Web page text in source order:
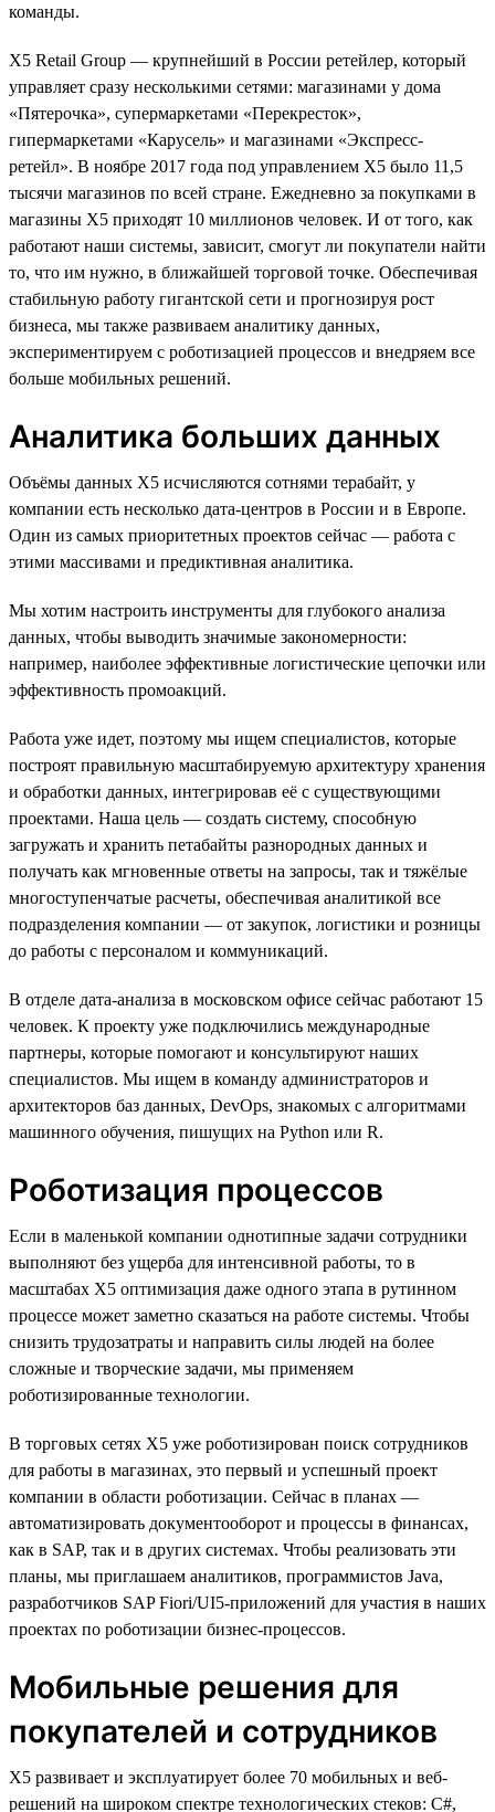
команды.
X5 Retail Group — крупнейший в России ретейлер, который
управляет сразу несколькими сетями: магазинами у дома
«Пятерочка», супермаркетами «Перекресток»,
гипермаркетами «Карусель» и магазинами «Экспресс-
ретейл». В ноябре 2017 года под управлением X5 было 11,5
тысячи магазинов по всей стране. Ежедневно за покупками в
магазины X5 приходят 10 миллионов человек. И от того, как
работают наши системы, зависит, смогут ли покупатели найти
то, что им нужно, в ближайшей торговой точке. Обеспечивая
стабильную работу гигантской сети и прогнозируя рост
бизнеса, мы также развиваем аналитику данных,
экспериментируем с роботизацией процессов и внедряем все
больше мобильных решений.
Аналитика больших данных
Объёмы данных X5 исчисляются сотнями терабайт, у
компании есть несколько дата-центров в России и в Европе.
Один из самых приоритетных проектов сейчас — работа с
этими массивами и предиктивная аналитика.
Мы хотим настроить инструменты для глубокого анализа
данных, чтобы выводить значимые закономерности:
например, наиболее эффективные логистические цепочки или
эффективность промоакций.
Работа уже идет, поэтому мы ищем специалистов, которые
построят правильную масштабируемую архитектуру хранения
и обработки данных, интегрировав её с существующими
проектами. Наша цель — создать систему, способную
загружать и хранить петабайты разнородных данных и
получать как мгновенные ответы на запросы, так и тяжёлые
многоступенчатые расчеты, обеспечивая аналитикой все
подразделения компании — от закупок, логистики и розницы
до работы с персоналом и коммуникаций.
В отделе дата-анализа в московском офисе сейчас работают 15
человек. К проекту уже подключились международные
партнеры, которые помогают и консультируют наших
специалистов. Мы ищем в команду администраторов и
архитекторов баз данных, DevOps, знакомых с алгоритмами
машинного обучения, пишущих на Python или R.
Роботизация процессов
Если в маленькой компании однотипные задачи сотрудники
выполняют без ущерба для интенсивной работы, то в
масштабах Х5 оптимизация даже одного этапа в рутинном
процессе может заметно сказаться на работе системы. Чтобы
снизить трудозатраты и направить силы людей на более
сложные и творческие задачи, мы применяем
роботизированные технологии.
В торговых сетях X5 уже роботизирован поиск сотрудников
для работы в магазинах, это первый и успешный проект
компании в области роботизации. Сейчас в планах —
автоматизировать документооборот и процессы в финансах,
как в SAP, так и в других системах. Чтобы реализовать эти
планы, мы приглашаем аналитиков, программистов Java,
разработчиков SAP Fiori/UI5-приложений для участия в наших
проектах по роботизации бизнес-процессов.
Мобильные решения для
покупателей и сотрудников
X5 развивает и эксплуатирует более 70 мобильных и веб-
решений на широком спектре технологических стеков: C#,